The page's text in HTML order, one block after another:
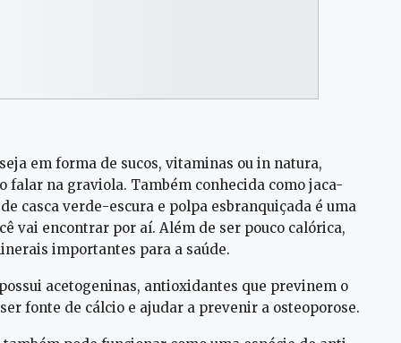
em forma de sucos, vitaminas ou in natura,
na graviola. Também conhecida como jaca-
casca verde-escura e polpa esbranquiçada é uma
vai encontrar por aí. Além de ser pouco calórica,
importantes para a saúde.
acetogeninas, antioxidantes que previnem o
fonte de cálcio e ajudar a prevenir a osteoporose.